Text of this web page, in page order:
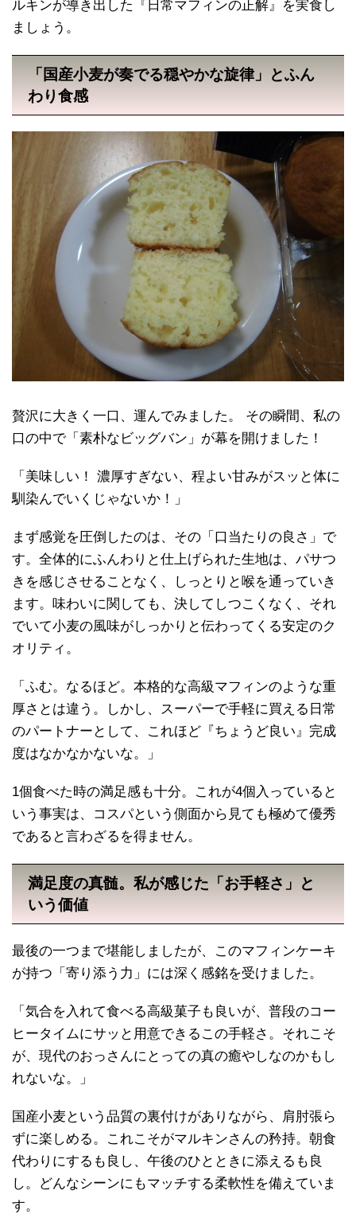
ルキンが導き出した『日常マフィンの正解』を実食し
ましょう。
「国産小麦が奏でる穏やかな旋律」とふん
わり食感
贅沢に大きく一口、運んでみました。 その瞬間、私の
口の中で「素朴なビッグバン」が幕を開けました！
「美味しい！ 濃厚すぎない、程よい甘みがスッと体に
馴染んでいくじゃないか！」
まず感覚を圧倒したのは、その「口当たりの良さ」で
す。全体的にふんわりと仕上げられた生地は、パサつ
きを感じさせることなく、しっとりと喉を通っていき
ます。味わいに関しても、決してしつこくなく、それ
でいて小麦の風味がしっかりと伝わってくる安定のク
オリティ。
「ふむ。なるほど。本格的な高級マフィンのような重
厚さとは違う。しかし、スーパーで手軽に買える日常
のパートナーとして、これほど『ちょうど良い』完成
度はなかなかないな。」
1個食べた時の満足感も十分。これが4個入っていると
いう事実は、コスパという側面から見ても極めて優秀
であると言わざるを得ません。
満足度の真髄。私が感じた「お手軽さ」と
いう価値
最後の一つまで堪能しましたが、このマフィンケーキ
が持つ「寄り添う力」には深く感銘を受けました。
「気合を入れて食べる高級菓子も良いが、普段のコー
ヒータイムにサッと用意できるこの手軽さ。それこそ
が、現代のおっさんにとっての真の癒やしなのかもし
れないな。」
国産小麦という品質の裏付けがありながら、肩肘張ら
ずに楽しめる。これこそがマルキンさんの矜持。朝食
代わりにするも良し、午後のひとときに添えるも良
し。どんなシーンにもマッチする柔軟性を備えていま
す。